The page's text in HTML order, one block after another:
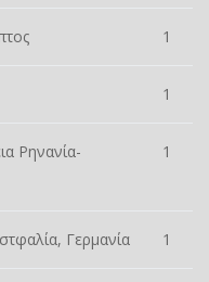
1
1
Ρηνανία-
1
Γερμανία 1